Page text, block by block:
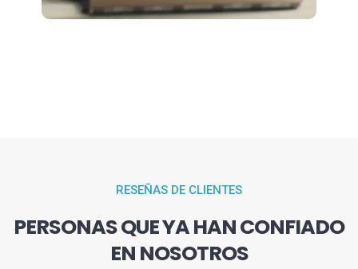
RESEÑAS DE CLIENTES
PERSONAS QUE YA HAN CONFIADO
EN NOSOTROS